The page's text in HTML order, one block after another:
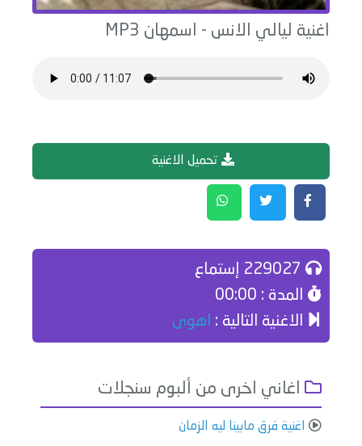
اغنية ليالي الانس - اسمهان
تحميل الاغنية
المدة : 00:00
الاغنية التالية : اهوى
اغاني اخرى من ألبوم سنجلات
اغنية فرق مابينا ليه الزمان